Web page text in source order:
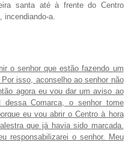
santa até à frente do Centro
incendiando-a.
o senhor que estão fazendo um
isso, aconselho ao senhor não
agora eu vou dar um aviso ao
dessa Comarca, o senhor tome
eu vou abrir o Centro à hora
que já havia sido marcada.
responsabilizarei o senhor. Meu